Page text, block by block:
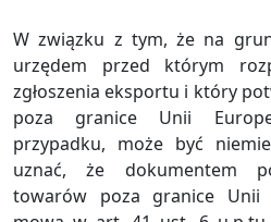
W związku z tym, że na
urzędem przed którym
zgłoszenia eksportu i który
poza granice Unii
przypadku, może być
uznać, że dokumentem
towarów poza granice Unii